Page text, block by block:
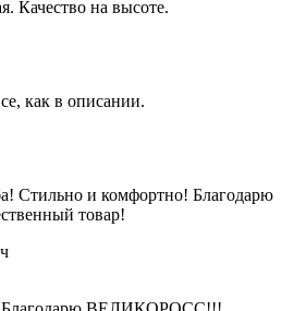
Качество на высоте.
как в описании.
Стильно и комфортно! Благодарю
товар!